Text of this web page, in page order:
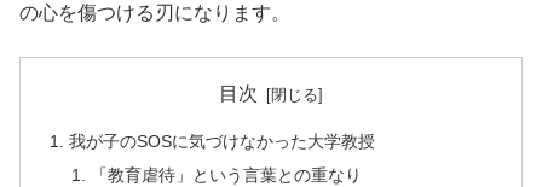
の心を傷つける刃になります。
目次
我が子のSOSに気づけなかった大学教授
「教育虐待」という言葉との重なり